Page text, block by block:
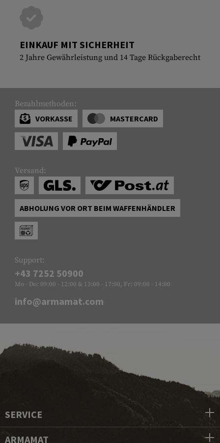
EINKAUF MIT SICHERHEIT
2 Jahre Gewährleistung und 14 Tage Rückgaberecht
Bezahlmethoden:
VORKASSE
MASTERCARD
Versand:
ABHOLUNG VOR ORT BEIM WAFFENHÄNDLER
Support:
+43 7252 50900
Mo - Do: 09:00 - 12:00 & 13:00 - 17:00, Fr: 09:00 - 14:00
info@armamat.com
SERVICE
ARMAMAT